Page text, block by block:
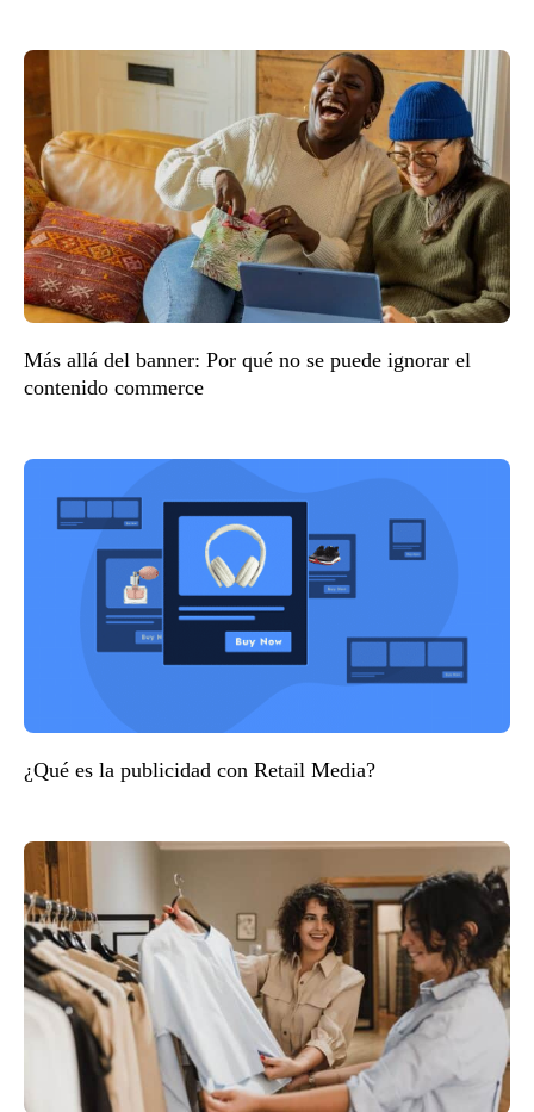
Más allá del banner: Por qué no se puede ignorar el
contenido commerce
¿Qué es la publicidad con Retail Media?